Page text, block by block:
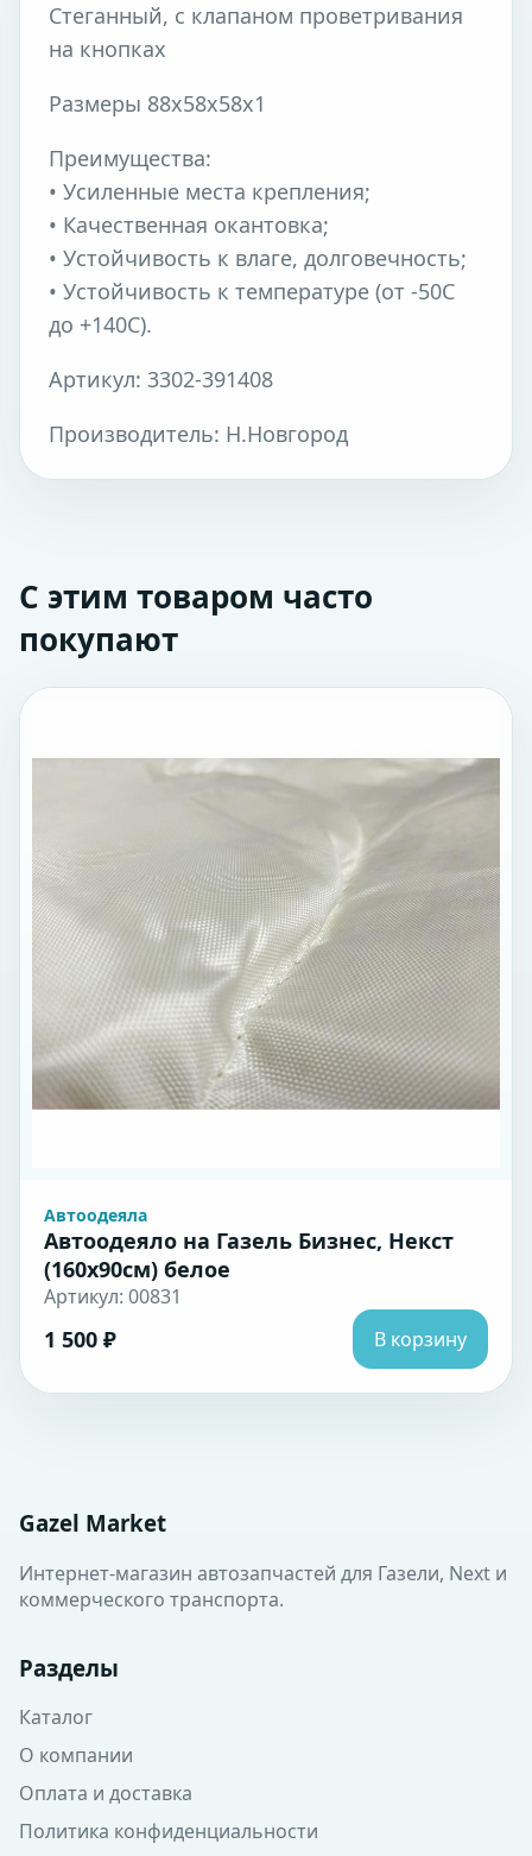
Стеганный, с клапаном проветривания
на кнопках
Размеры 88х58х58х1
Преимущества:
• Усиленные места крепления;
• Качественная окантовка;
• Устойчивость к влаге, долговечность;
• Устойчивость к температуре (от -50C
до +140C).
Артикул: 3302-391408
Производитель: Н.Новгород
С этим товаром часто
покупают
Автоодеяла
Автоодеяло на Газель Бизнес, Некст
(160х90см) белое
Артикул: 00831
1 500 ₽ В корзину
Gazel Market
Интернет-магазин автозапчастей для Газели, Next и
коммерческого транспорта.
Разделы
Каталог
О компании
Оплата и доставка
Политика конфиденциальности